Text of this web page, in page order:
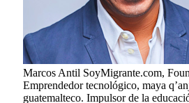
Marcos Antil SoyMigrante.com,
Emprendedor tecnológico, maya
guatemalteco. Impulsor de la